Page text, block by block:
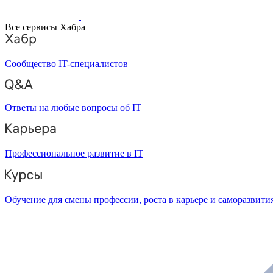
Все сервисы Хабра
Сообщество IT-специалистов
Ответы на любые вопросы об IT
Профессиональное развитие в IT
Обучение для смены профессии, роста в карьере и